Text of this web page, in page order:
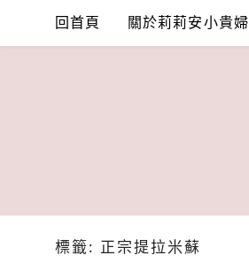
回首頁 關於莉莉安小貴婦
標籤: 正宗提拉米蘇